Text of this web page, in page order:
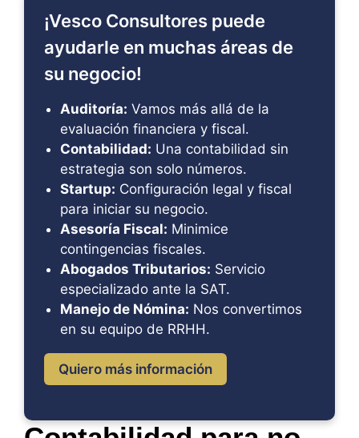
¡Vesco Consultores puede
ayudarle en muchas áreas de
su negocio!
Auditoría: Vamos más allá de la
evaluación financiera y fiscal.
Contabilidad: Una contabilidad sin
estrategia son solo números.
Startup: Configuración legal y fiscal
para iniciar su negocio.
Asesoría Fiscal: Minimice
contingencias fiscales.
Abogados Tributarios: Servicio
especializado ante la SAT.
Manejo de Nómina: Nos convertimos
en su equipo de RRHH.
Quiero más información